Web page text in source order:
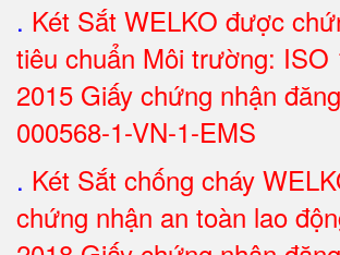
. Két Sắt WELKO được
tiêu chuẩn Môi trường: ISO
2015 Giấy chứng nhận
000568-1-VN-1-EMS
. Két Sắt chống cháy
chứng nhận an toàn lao